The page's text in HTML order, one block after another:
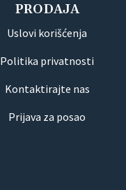
PRODAJA
Uslovi korišćenja
Politika privatnosti
Kontaktirajte nas
Prijava za posao